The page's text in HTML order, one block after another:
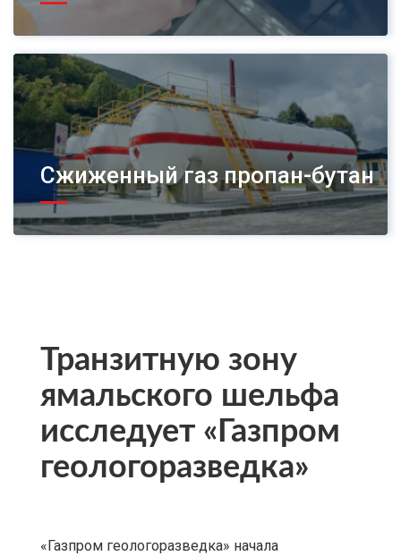
Сжиженный газ пропан-бутан
Транзитную зону
ямальского шельфа
исследует «Газпром
геологоразведка»
«Газпром геологоразведка» начала